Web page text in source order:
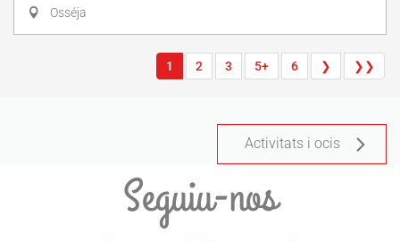
Osséja
1 2 3 5+ 6 ❯ ❯❯
Activitats i ocis
Seguiu-nos